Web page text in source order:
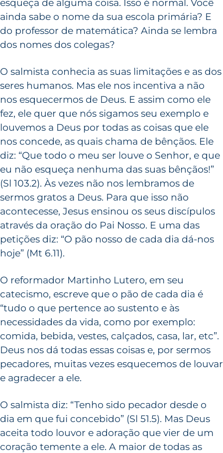
esqueça de alguma coisa. Isso é normal. Você
ainda sabe o nome da sua escola primária? E
do professor de matemática? Ainda se lembra
dos nomes dos colegas?
O salmista conhecia as suas limitações e as dos
seres humanos. Mas ele nos incentiva a não
nos esquecermos de Deus. E assim como ele
fez, ele quer que nós sigamos seu exemplo e
louvemos a Deus por todas as coisas que ele
nos concede, as quais chama de bênçãos. Ele
diz: “Que todo o meu ser louve o Senhor, e que
eu não esqueça nenhuma das suas bênçãos!”
(Sl 103.2). Às vezes não nos lembramos de
sermos gratos a Deus. Para que isso não
acontecesse, Jesus ensinou os seus discípulos
através da oração do Pai Nosso. E uma das
petições diz: “O pão nosso de cada dia dá-nos
hoje” (Mt 6.11).
O reformador Martinho Lutero, em seu
catecismo, escreve que o pão de cada dia é
“tudo o que pertence ao sustento e às
necessidades da vida, como por exemplo:
comida, bebida, vestes, calçados, casa, lar, etc”.
Deus nos dá todas essas coisas e, por sermos
pecadores, muitas vezes esquecemos de louvar
e agradecer a ele.
O salmista diz: “Tenho sido pecador desde o
dia em que fui concebido” (Sl 51.5). Mas Deus
aceita todo louvor e adoração que vier de um
coração temente a ele. A maior de todas as